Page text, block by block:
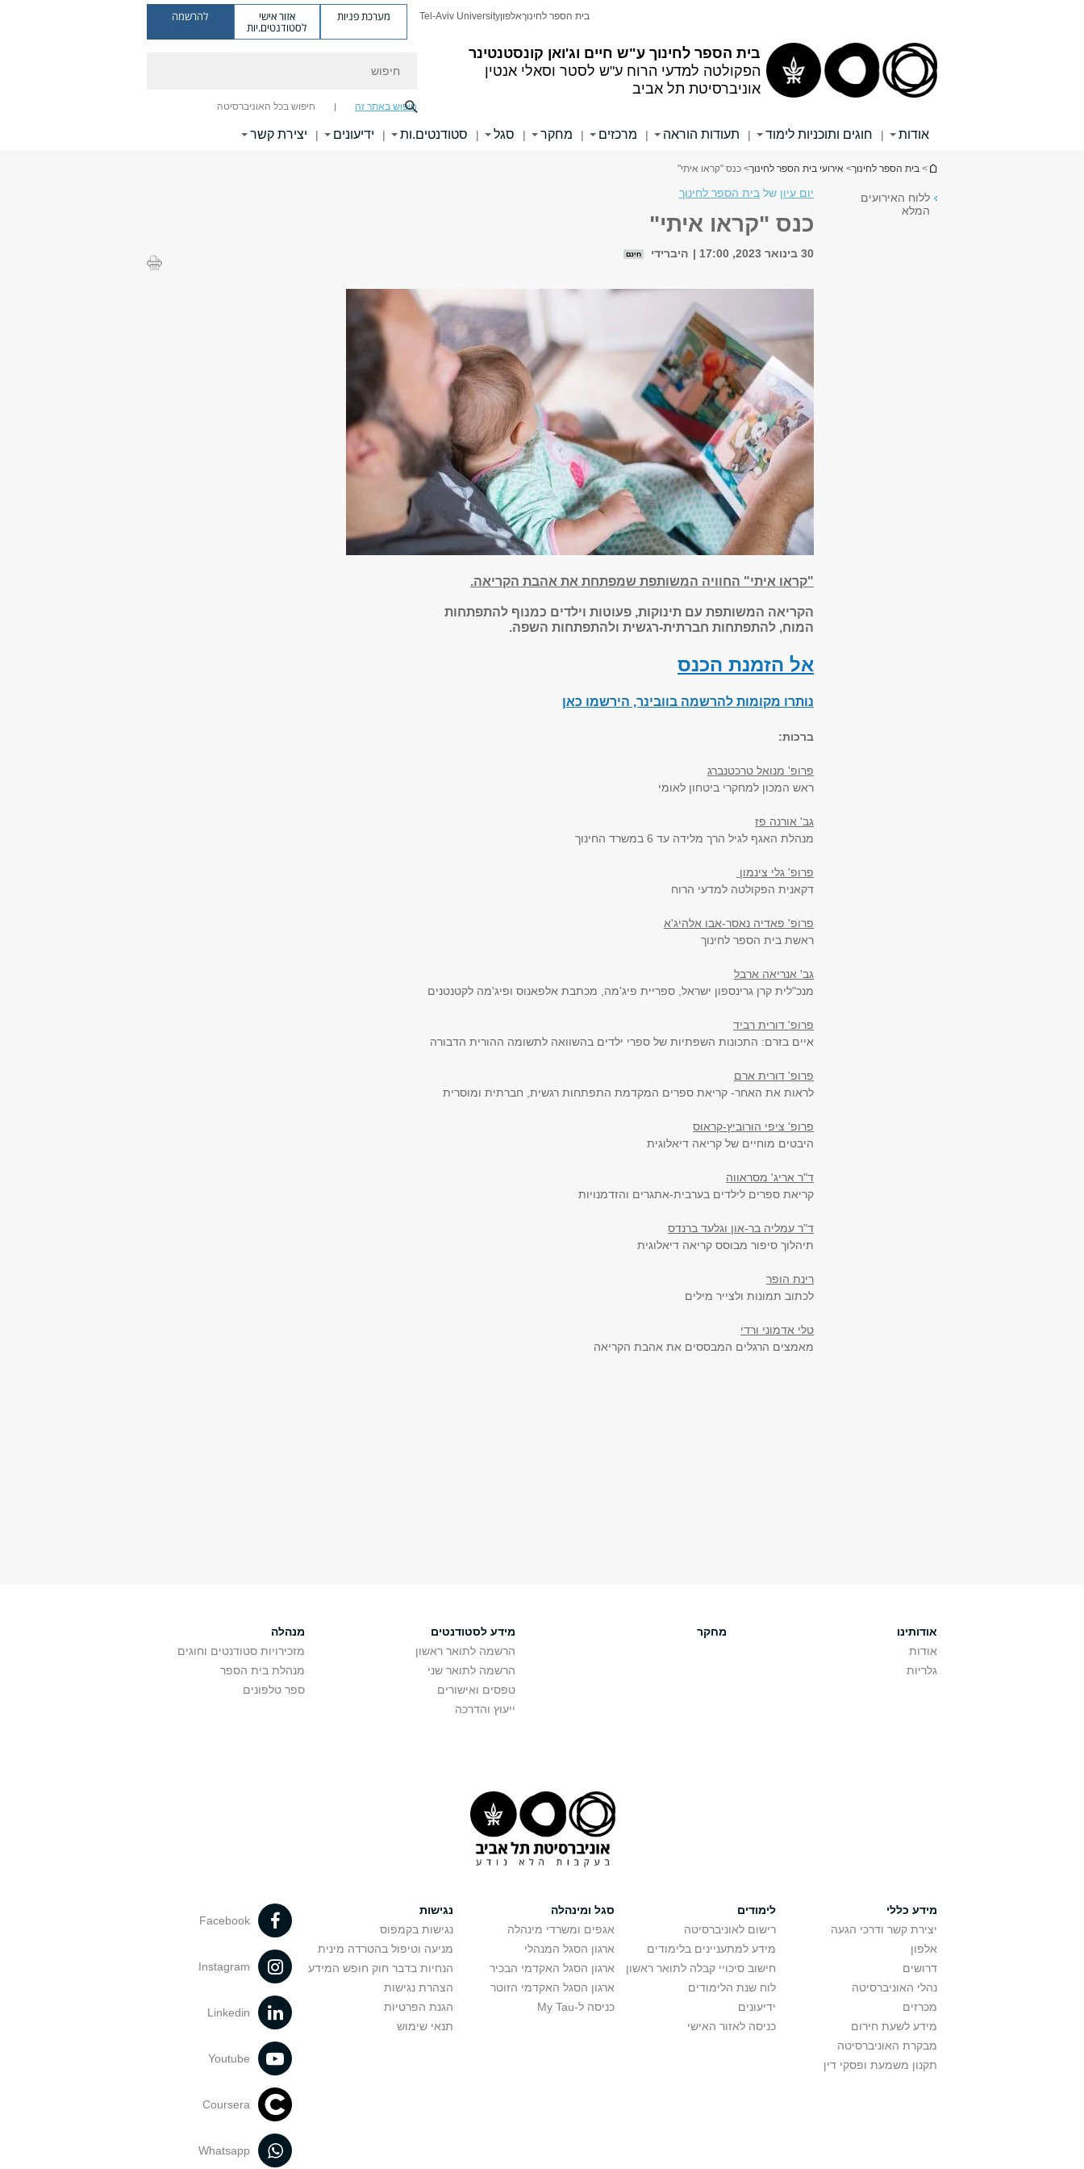
בית הספר לחינוך ע"ש חיים וג'ואן קונסטנטינר
הפקולטה למדעי הרוח ע"ש לסטר וסאלי אנטין
אוניברסיטת תל אביב
בית הספר לחינוךאלפוןTel-Aviv University מערכת פניות אזור אישי
לסטודנטים.יות
להרשמה
חיפוש באתר זה חיפוש בכל האוניברסיטה
אודות | חוגים ותוכניות לימוד | תעודות הוראה | מרכזים | מחקר | סגל | סטודנטים.ות | ידיעונים | יצירת קשר
הינך נמצא כאן
> בית הספר לחינוך> אירועי בית הספר לחינוך> כנס "קראו איתי"
ללוח האירועים
המלא
יום עיון של בית הספר לחינוך
כנס "קראו איתי"
30 בינואר 2023, 17:00 היברידי חינם
"קראו איתי" החוויה המשותפת שמפתחת את אהבת הקריאה.
הקריאה המשותפת עם תינוקות, פעוטות וילדים כמנוף להתפתחות
המוח, להתפתחות חברתית-רגשית ולהתפתחות השפה.
אל הזמנת הכנס
נותרו מקומות להרשמה בוובינר, הירשמו כאן
ברכות:
פרופ' מנואל טרכטנברג
ראש המכון למחקרי ביטחון לאומי
גב' אורנה פז
מנהלת האגף לגיל הרך מלידה עד 6 במשרד החינוך
פרופ' גלי צינמון
דקאנית הפקולטה למדעי הרוח
פרופ' פאדיה נאסר-אבו אלהיג'א
ראשת בית הספר לחינוך
גב' אנריאה ארבל
מנכ"לית קרן גרינספון ישראל, ספריית פיג'מה, מכתבת אלפאנוס ופיג'מה לקטנטנים
פרופ' דורית רביד
איים בזרם: התכונות השפתיות של ספרי ילדים בהשוואה לתשומה ההורית הדבורה
פרופ' דורית ארם
לראות את האחר- קריאת ספרים המקדמת התפתחות רגשית, חברתית ומוסרית
פרופ' ציפי הורוביץ-קראוס
היבטים מוחיים של קריאה דיאלוגית
ד"ר אריג' מסראווה
קריאת ספרים לילדים בערבית-אתגרים והזדמנויות
ד"ר עמליה בר-און וגלעד ברנדס
תיהלוך סיפור מבוסס קריאה דיאלוגית
רינת הופר
לכתוב תמונות ולצייר מילים
טלי אדמוני ורדי
מאמצים הרגלים המבססים את אהבת הקריאה
אודותינו
אודות
גלריות
מחקר
מידע לסטודנטים
הרשמה לתואר ראשון
הרשמה לתואר שני
טפסים ואישורים
ייעוץ והדרכה
מנהלה
מזכירויות סטודנטים וחוגים
מנהלת בית הספר
ספר טלפונים
מידע כללי
יצירת קשר ודרכי הגעה
אלפון
דרושים
נהלי האוניברסיטה
מכרזים
מידע לשעת חירום
מבקרת האוניברסיטה
תקנון משמעת ופסקי דין
לימודים
רישום לאוניברסיטה
מידע למתעניינים בלימודים
חישוב סיכויי קבלה לתואר ראשון
לוח שנת הלימודים
ידיעונים
כניסה לאזור האישי
סגל ומינהלה
אגפים ומשרדי מינהלה
ארגון הסגל המנהלי
ארגון הסגל האקדמי הבכיר
ארגון הסגל האקדמי הזוטר
כניסה ל-My Tau
נגישות
נגישות בקמפוס
מניעה וטיפול בהטרדה מינית
הנחיות בדבר חוק חופש המידע
הצהרת נגישות
הגנת הפרטיות
תנאי שימוש
Facebook
Instagram
Linkedin
Youtube
Coursera
Whatsapp